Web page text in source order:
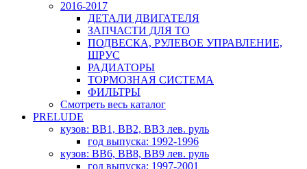
2016-2017
ДЕТАЛИ ДВИГАТЕЛЯ
ЗАПЧАСТИ ДЛЯ ТО
ПОДВЕСКА, РУЛЕВОЕ УПРАВЛЕНИЕ,
ШРУС
РАДИАТОРЫ
ТОРМОЗНАЯ СИСТЕМА
ФИЛЬТРЫ
Смотреть весь каталог
PRELUDE
кузов: BB1, BB2, BB3 лев. руль
год выпуска: 1992-1996
кузов: BB6, BB8, BB9 лев. руль
год выпуска: 1997-2001